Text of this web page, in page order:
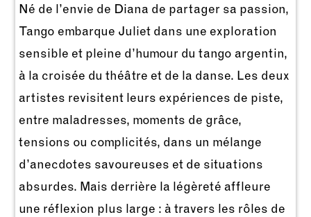
Né de l’envie de Diana de partager sa passion,
Tango embarque Juliet dans une exploration
sensible et pleine d’humour du tango argentin,
à la croisée du théâtre et de la danse. Les deux
artistes revisitent leurs expériences de piste,
entre maladresses, moments de grâce,
tensions ou complicités, dans un mélange
d’anecdotes savoureuses et de situations
absurdes. Mais derrière la légèreté affleure
une réflexion plus large : à travers les rôles de